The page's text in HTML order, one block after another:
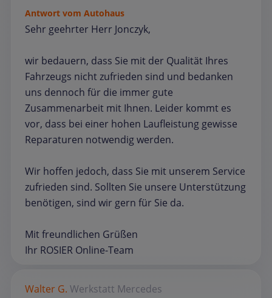
Antwort vom Autohaus
Sehr geehrter Herr Jonczyk,
wir bedauern, dass Sie mit der Qualität Ihres
Fahrzeugs nicht zufrieden sind und bedanken
uns dennoch für die immer gute
Zusammenarbeit mit Ihnen. Leider kommt es
vor, dass bei einer hohen Laufleistung gewisse
Reparaturen notwendig werden.
Wir hoffen jedoch, dass Sie mit unserem Service
zufrieden sind. Sollten Sie unsere Unterstützung
benötigen, sind wir gern für Sie da.
Mit freundlichen Grüßen
Ihr ROSIER Online-Team
Walter G. Werkstatt Mercedes